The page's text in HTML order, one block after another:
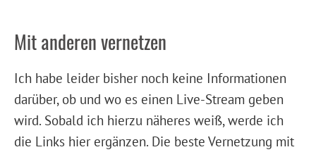
Mit anderen vernetzen
Ich habe leider bisher noch keine Informationen
darüber, ob und wo es einen Live-Stream geben
wird. Sobald ich hierzu näheres weiß, werde ich
die Links hier ergänzen. Die beste Vernetzung mit